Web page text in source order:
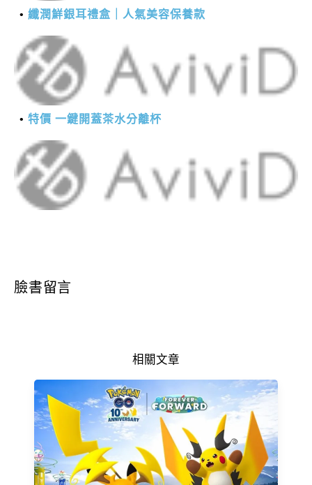
纖潤鮮銀耳禮盒｜人氣美容保養款
特價 一鍵開蓋茶水分離杯
臉書留言
相關文章